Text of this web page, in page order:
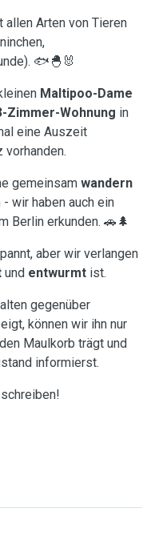
Arten von Tieren
🐟🐣🐰
Maltipoo-Dame
Zimmer-Wohnung in
eine Auszeit
vorhanden.
gemeinsam wandern
- wir haben auch ein
Berlin erkunden. 🚗🌲
aber wir verlangen
und entwurmt ist.
gegenüber
können wir ihn nur
Maulkorb trägt und
informierst.